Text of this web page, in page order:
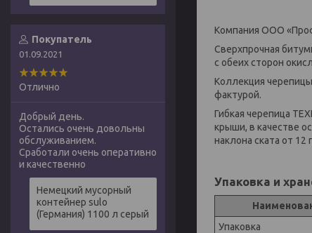
Компания ООО
Сверхпрочная
с обеих сторон
Коллекция
фактурой.
Гибкая черепица
крыши, в качестве
наклона ската от 12
Упаковка и
Упаковка
Покупатель
01.09.2021
Отлично
Добрый день.
Остались очень довольны
обслуживанием.
Сработали очень оперативно
и качественно
Немецкий мусорный
контейнер sulo
(Германия) 1100 л серый